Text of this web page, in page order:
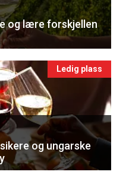
og lære forskjellen
Ledig plass
og ungarske